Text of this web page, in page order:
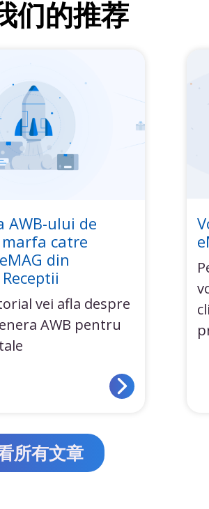
们的推荐
AWB-ului de
catre
din
vei afla despre
AWB pentru
所有文章